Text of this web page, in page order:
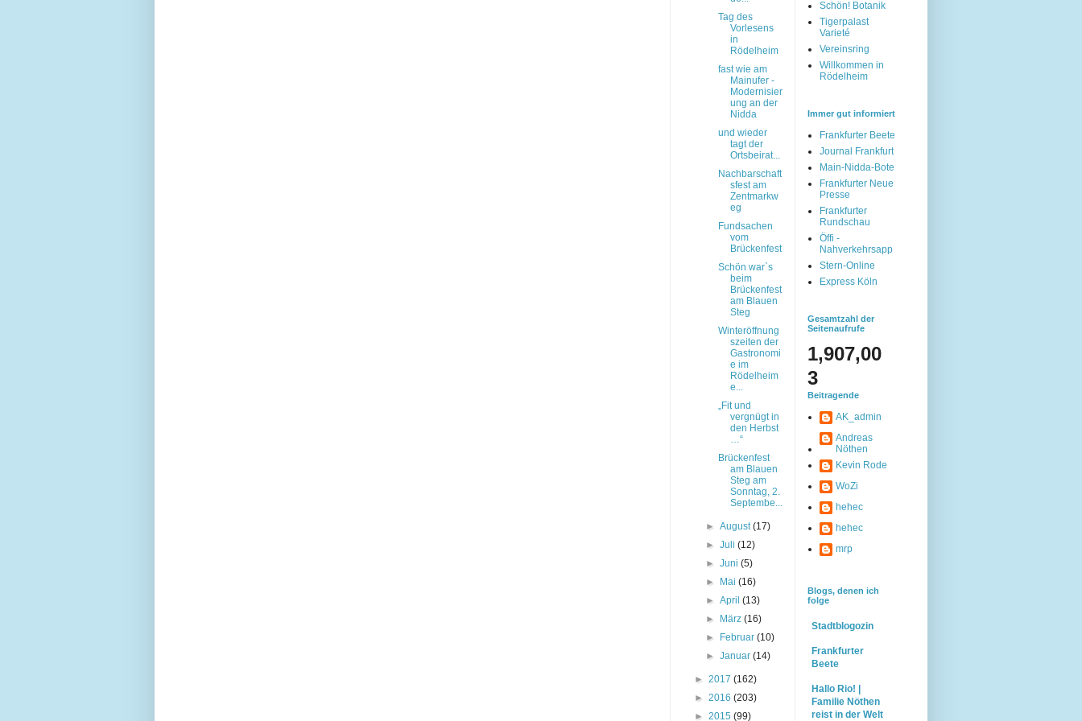
Tag des
Vorlesens
in
Rödelheim
fast wie am
Mainufer -
Modernisier
ung an der
Nidda
und wieder
tagt der
Ortsbeirat...
Nachbarschaft
sfest am
Zentmarkw
eg
Fundsachen
vom
Brückenfest
Schön war`s
beim
Brückenfest
am Blauen
Steg
Winteröffnung
szeiten der
Gastronomi
e im
Rödelheim
e...
„Fit und
vergnügt in
den Herbst
…“
Brückenfest
am Blauen
Steg am
Sonntag, 2.
Septembe...
►August(17)
►Juli(12)
►Juni(5)
►
Mai(16)
►April(13)
►
März(16)
►
Februar(10)
►Januar(14)
► 2017 (162)
► 2016 (203)
► 2015 (99)
Schön! Botanik
Tigerpalast
Varieté
Vereinsring
Willkommen in
Rödelheim
Immer gut informiert
Frankfurter Beete
Journal Frankfurt
Main-Nidda-Bote
Frankfurter Neue
Presse
Frankfurter
Rundschau
Öffi -
Nahverkehrsapp
Stern-Online
Express Köln
Gesamtzahl der
Seitenaufrufe
1,907,00
3
Beitragende
AK_admin
Andreas
Nöthen
Kevin Rode
WoZi
hehec
hehec
mrp
Blogs, denen ich
folge
Stadtblogozin
Frankfurter
Beete
Hallo Rio! |
Familie Nöthen
reist in der Welt